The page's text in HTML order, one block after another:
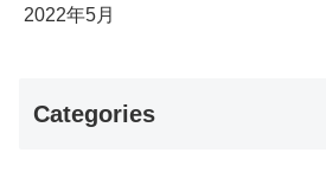
2022年5月
Categories